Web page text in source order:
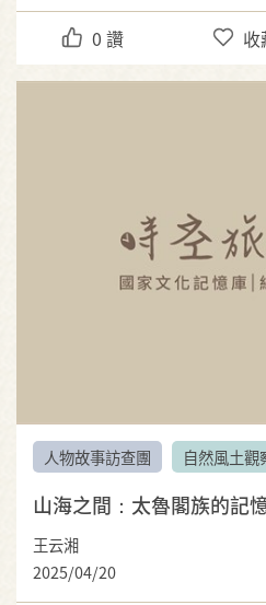
0 讚 收
人物故事訪查團 自然風土觀
山海之間：太魯閣族的記
王云湘
2025/04/20